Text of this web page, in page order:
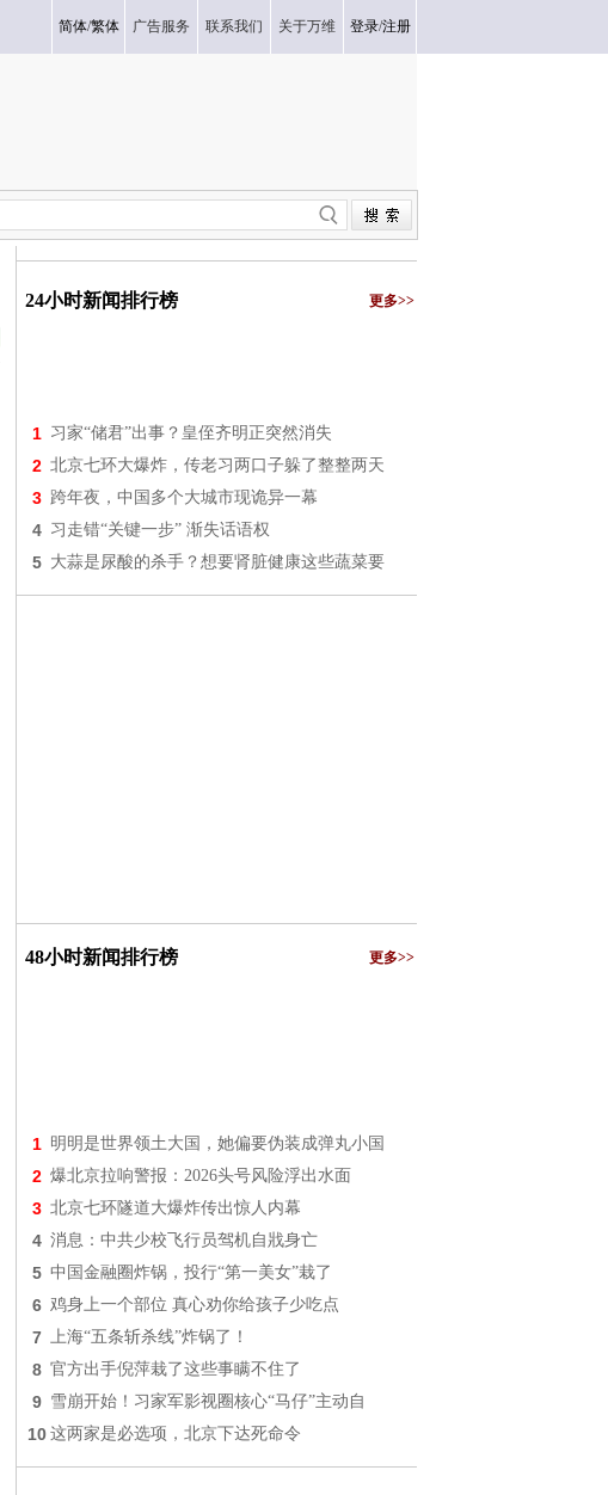
简体/繁体 广告服务 联系我们 关于万维 登录/注册
24小时新闻排行榜 更多>>
1 习家“储君”出事？皇侄齐明正突然消失
2 北京七环大爆炸，传老习两口子躲了整整两天
3 跨年夜，中国多个大城市现诡异一幕
4 习走错“关键一步” 渐失话语权
5 大蒜是尿酸的杀手？想要肾脏健康这些蔬菜要
48小时新闻排行榜 更多>>
1 明明是世界领土大国，她偏要伪装成弹丸小国
2 爆北京拉响警报：2026头号风险浮出水面
3 北京七环隧道大爆炸传出惊人内幕
4 消息：中共少校飞行员驾机自戕身亡
5 中国金融圈炸锅，投行“第一美女”栽了
6 鸡身上一个部位 真心劝你给孩子少吃点
7 上海“五条斩杀线”炸锅了！
8 官方出手倪萍栽了这些事瞒不住了
9 雪崩开始！习家军影视圈核心“马仔”主动自
10 这两家是必选项，北京下达死命令